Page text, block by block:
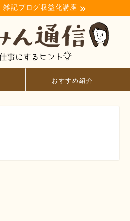
雑記ブログ収益化講座
おすすめ紹介